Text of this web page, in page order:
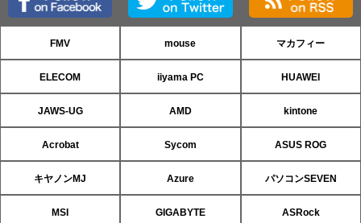
FMV mouse マカフィー
ELECOM iiyama PC HUAWEI
JAWS-UG AMD kintone
Acrobat Sycom ASUS ROG
キヤノンMJ Azure パソコンSEVEN
MSI GIGABYTE ASRock